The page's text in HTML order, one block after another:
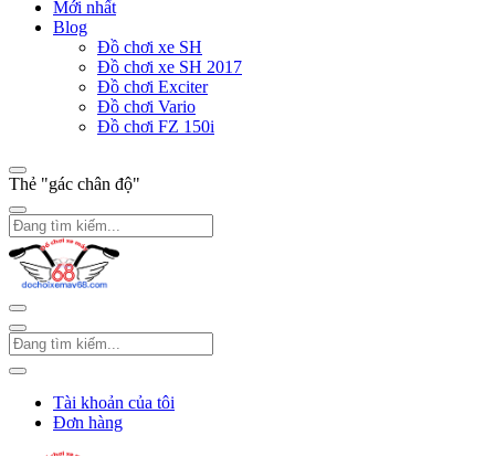
Mới nhất
Blog
Đồ chơi xe SH
Đồ chơi xe SH 2017
Đồ chơi Exciter
Đồ chơi Vario
Đồ chơi FZ 150i
Thẻ "gác chân độ"
Tài khoản của tôi
Đơn hàng